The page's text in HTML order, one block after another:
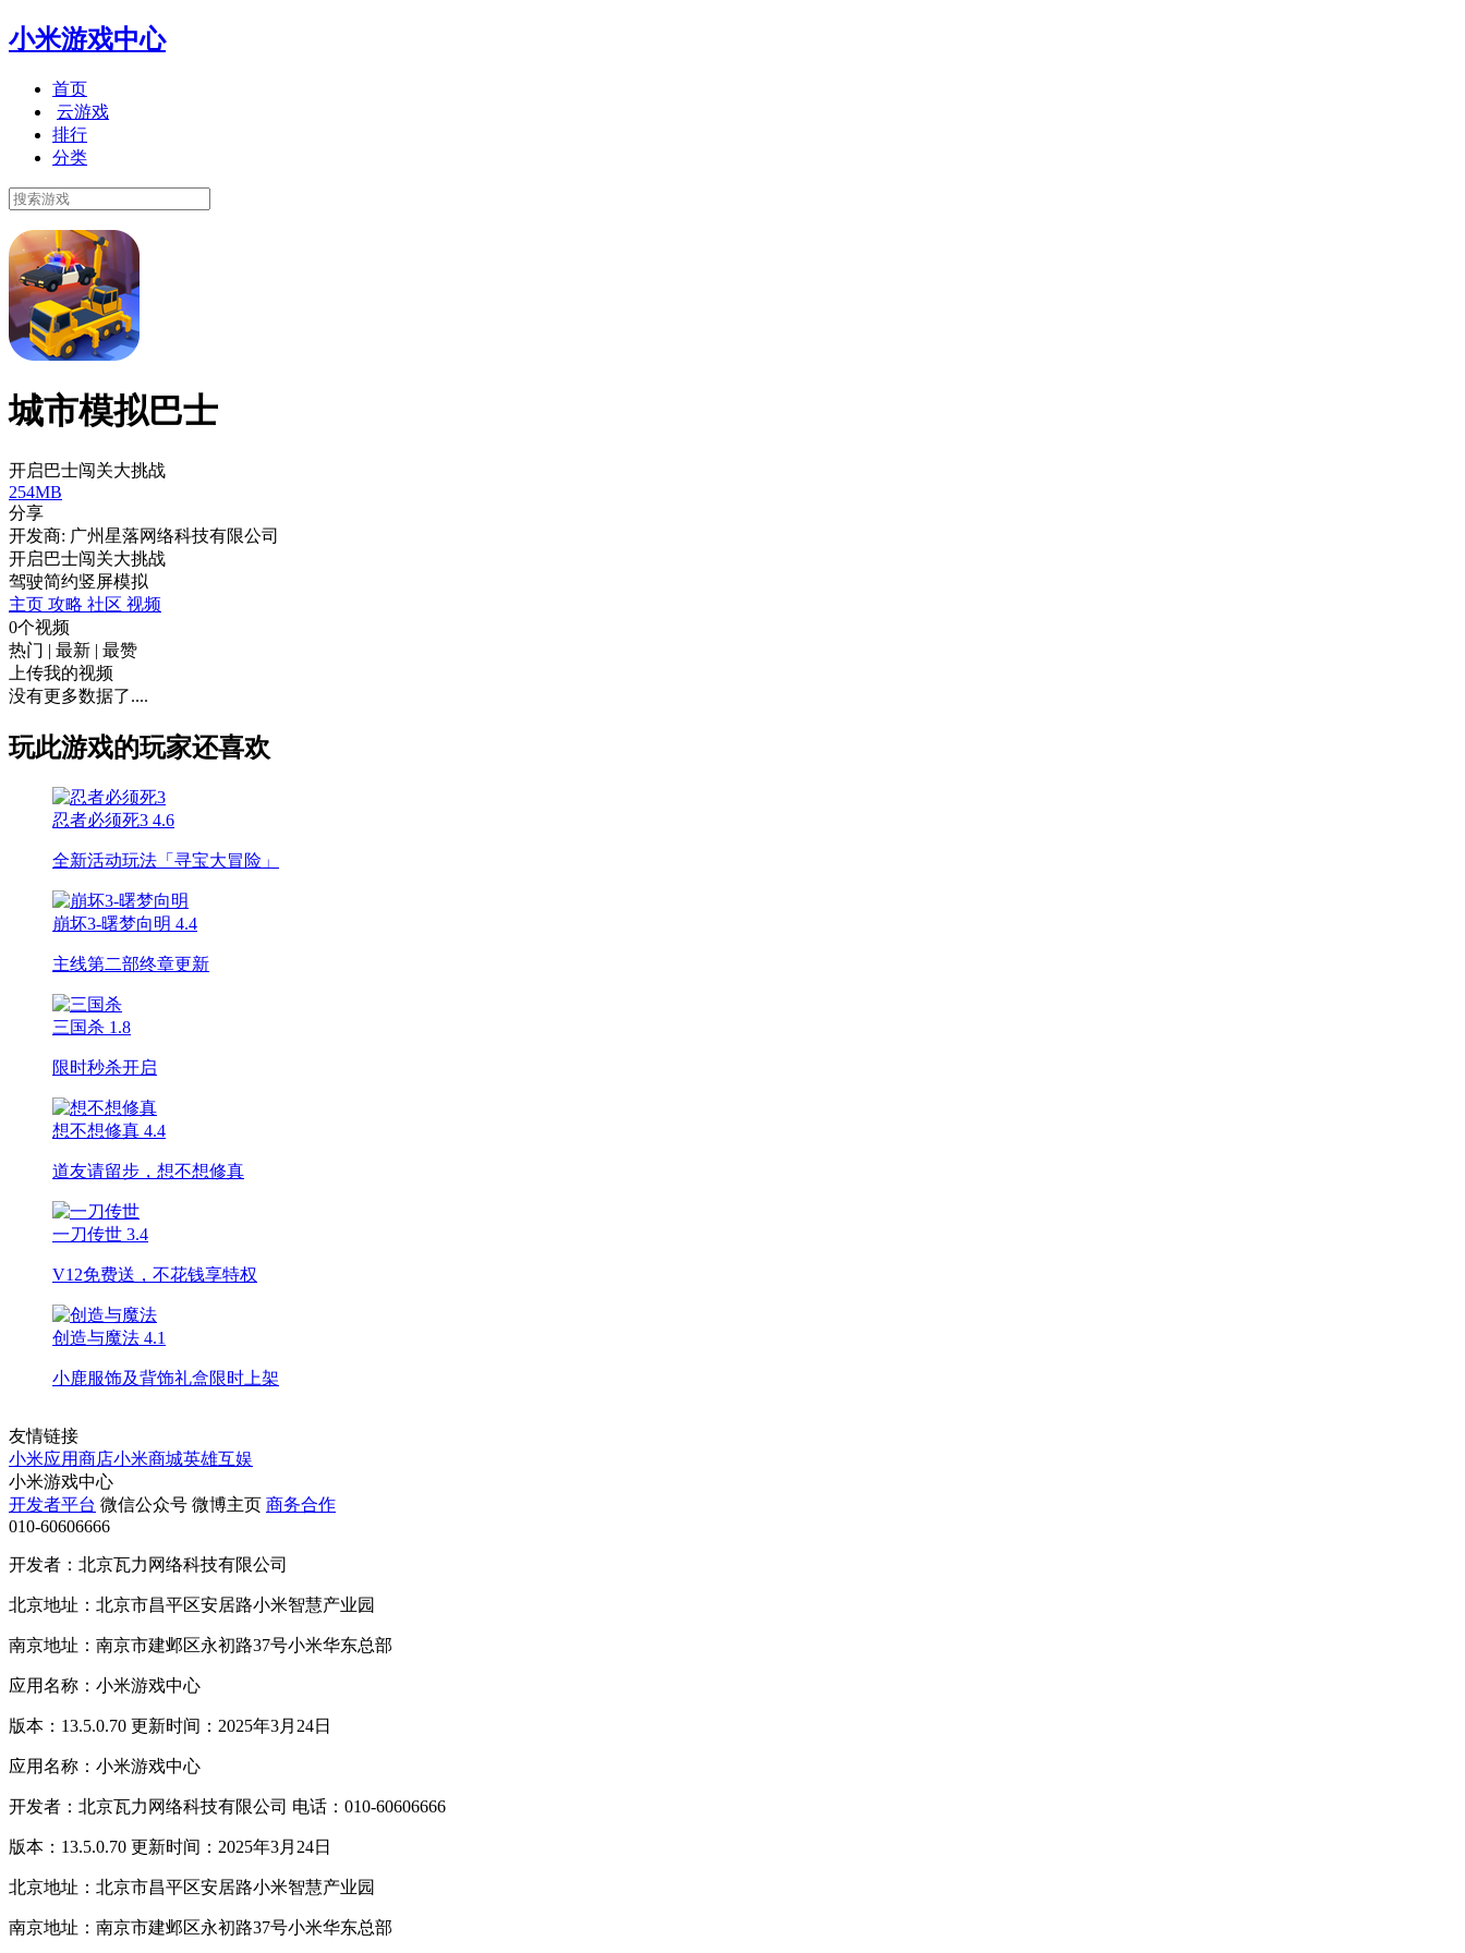
小米游戏中心
首页
云游戏
排行
分类
城市模拟巴士
开启巴士闯关大挑战
254MB
分享
开发商: 广州星落网络科技有限公司
开启巴士闯关大挑战
驾驶简约竖屏模拟
主页 攻略 社区 视频
0个视频
热门 | 最新 | 最赞
上传我的视频
没有更多数据了....
玩此游戏的玩家还喜欢
忍者必须死3 4.6
全新活动玩法「寻宝大冒险」
崩坏3-曙梦向明 4.4
主线第二部终章更新
三国杀 1.8
限时秒杀开启
想不想修真 4.4
道友请留步，想不想修真
一刀传世 3.4
V12免费送，不花钱享特权
创造与魔法 4.1
小鹿服饰及背饰礼盒限时上架
友情链接
小米应用商店小米商城英雄互娱
小米游戏中心
开发者平台 微信公众号 微博主页 商务合作
010-60606666
开发者：北京瓦力网络科技有限公司
北京地址：北京市昌平区安居路小米智慧产业园
南京地址：南京市建邺区永初路37号小米华东总部
应用名称：小米游戏中心
版本：13.5.0.70 更新时间：2025年3月24日
应用名称：小米游戏中心
开发者：北京瓦力网络科技有限公司 电话：010-60606666
版本：13.5.0.70 更新时间：2025年3月24日
北京地址：北京市昌平区安居路小米智慧产业园
南京地址：南京市建邺区永初路37号小米华东总部